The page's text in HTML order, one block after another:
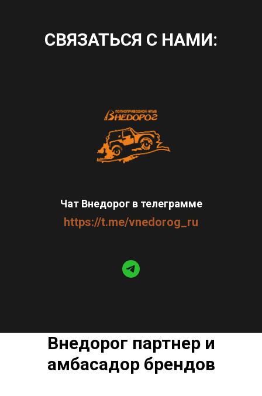
СВЯЗАТЬСЯ С НАМИ:
Чат Внедорог в телеграмме
https://t.me/vnedorog_ru
Внедорог партнер и
амбасадор брендов